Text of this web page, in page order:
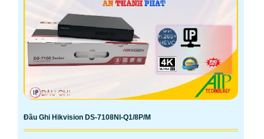
Đầu Ghi Hikvision DS-7108NI-Q1/8P/M